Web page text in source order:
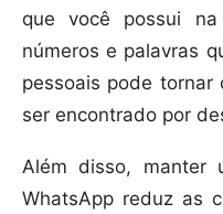
que você possui
números e palavras
pessoais pode
ser encontrado por
Além disso, manter
WhatsApp reduz as